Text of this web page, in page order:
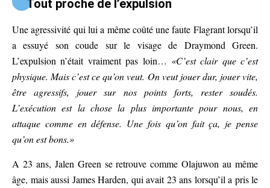
Tout proche de l’expulsion
Une agressivité qui lui a même coûté une faute Flagrant lorsqu’il
a essuyé son coude sur le visage de Draymond Green.
L’expulsion n’était vraiment pas loin… «C’est clair que c’est
physique. Mais c’est ce qu’on veut. On veut jouer dur, jouer vite,
être agressifs, jouer sur nos points forts, rester soudés.
L’exécution est la chose la plus importante pour nous, en
attaque comme en défense. Une fois qu’on fait ça, je pense
qu’on est bons.»
A 23 ans, Jalen Green se retrouve comme Olajuwon au même
âge, mais aussi James Harden, qui avait 23 ans lorsqu’il a pris le